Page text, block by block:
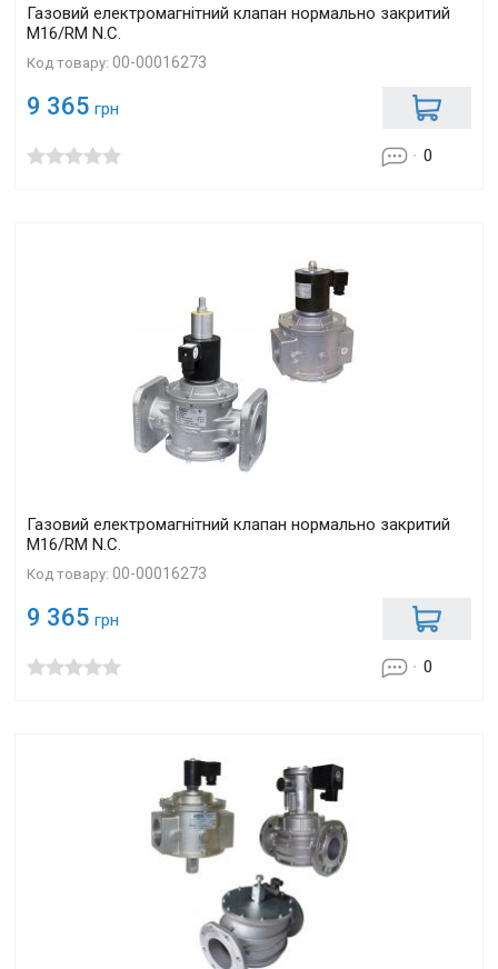
Газовий електромагнітний клапан нормально закритий
M16/RM N.С.
Код товару:00-00016273
9 365 грн
0
Газовий електромагнітний клапан нормально закритий
M16/RM N.С.
Код товару:00-00016273
9 365 грн
0